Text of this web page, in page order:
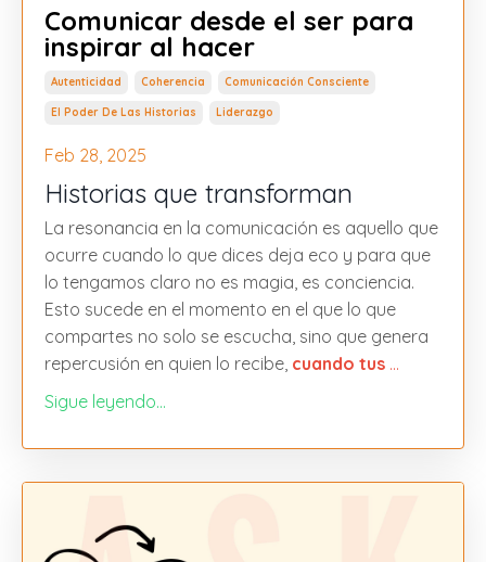
Comunicar desde el ser para
inspirar al hacer
Autenticidad Coherencia Comunicación Consciente
El Poder De Las Historias Liderazgo
Feb 28, 2025
Historias que transforman
La resonancia en la comunicación es aquello que
ocurre cuando lo que dices deja eco y para que
lo tengamos claro no es magia, es conciencia.
Esto sucede en el momento en el que lo que
compartes no solo se escucha, sino que genera
repercusión en quien lo recibe, cuando tus ...
Sigue leyendo...